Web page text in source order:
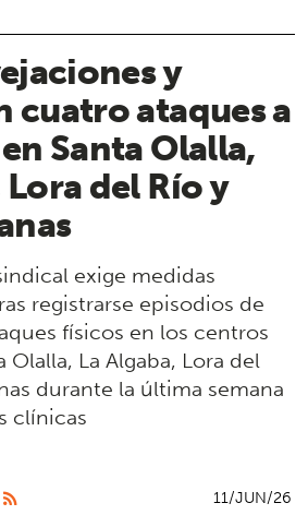
y
cuatro ataques a
Santa Olalla,
del Río y
exige medidas
registrarse episodios de
físicos en los centros
Olalla, La Algaba, Lora del
durante la última semana
clínicas
11/JUN/26